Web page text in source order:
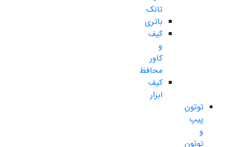
تانک
باتری
کیف
و
کاور
محافظ
کیف
ابزار
توتون
پیپ
و
توتون